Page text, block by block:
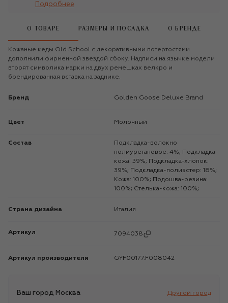
Подробнее
О ТОВАРЕ РАЗМЕРЫ И ПОСАДКА О БРЕНДЕ
Кожаные кеды Old School с декоративными потертостями
дополнили фирменной звездой сбоку. Надписи на язычке модели
вторят символика марки на двух ремешках велкро и
брендированная вставка на заднике.
Бренд Golden Goose Deluxe Brand
Цвет Молочный
Состав
Подкладка-волокно
полиуретановое: 4%; Подкладка-
кожа: 39%; Подкладка-хлопок:
39%; Подкладка-полиэстер: 18%;
Кожа: 100%; Подошва-резина:
100%; Стелька-кожа: 100%;
Страна дизайна Италия
Артикул 7094038
Артикул производителя GYF00177.F008042
Ваш город Москва Другой город